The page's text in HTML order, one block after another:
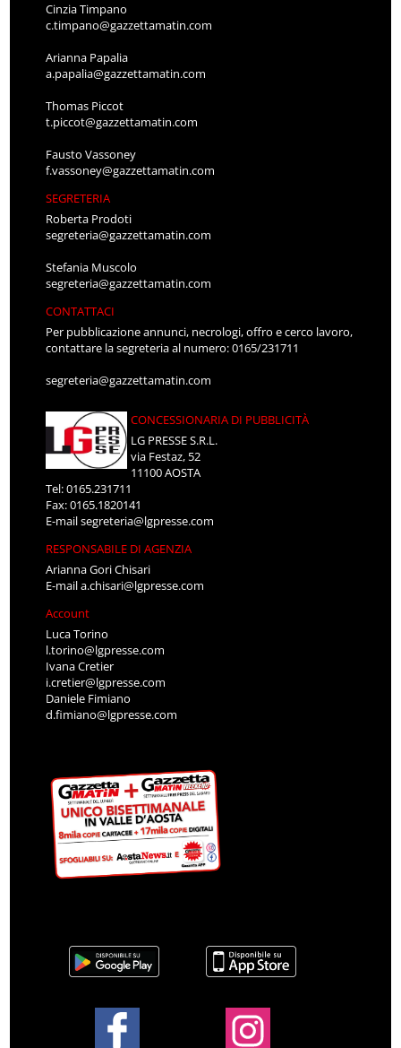
Cinzia Timpano
c.timpano@gazzettamatin.com
Arianna Papalia
a.papalia@gazzettamatin.com
Thomas Piccot
t.piccot@gazzettamatin.com
Fausto Vassoney
f.vassoney@gazzettamatin.com
SEGRETERIA
Roberta Prodoti
segreteria@gazzettamatin.com
Stefania Muscolo
segreteria@gazzettamatin.com
CONTATTACI
Per pubblicazione annunci, necrologi, offro e cerco lavoro,
contattare la segreteria al numero: 0165/231711
segreteria@gazzettamatin.com
CONCESSIONARIA DI PUBBLICITÀ
LG PRESSE S.R.L.
via Festaz, 52
11100 AOSTA
Tel: 0165.231711
Fax: 0165.1820141
E-mailsegreteria@lgpresse.com
RESPONSABILE DI AGENZIA
Arianna Gori Chisari
E-maila.chisari@lgpresse.com
Account
Luca Torino
l.torino@lgpresse.com
Ivana Cretier
i.cretier@lgpresse.com
Daniele Fimiano
d.fimiano@lgpresse.com